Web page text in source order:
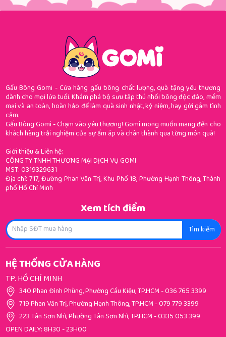
Gấu Bông Gomi - Cửa hàng gấu bông chất lượng, quà tặng yêu thương
dành cho mọi lứa tuổi. Khám phá bộ sưu tập thú nhồi bông độc đáo, mềm
mại và an toàn, hoàn hảo để làm quà sinh nhật, kỷ niệm, hay gửi gắm tình
cảm.
Gấu Bông Gomi - Chạm vào yêu thương! Gomi mong muốn mang đến cho
khách hàng trải nghiệm của sự ấm áp và chân thành qua từng món quà!
Giới thiệu & Liên hệ:
CÔNG TY TNHH THƯƠNG MẠI DỊCH VỤ GOMI
MST: 0319329631
Địa chỉ: 717, Đường Phan Văn Trị, Khu Phố 18, Phường Hạnh Thông, Thành
phố Hồ Chí Minh
Xem tích điểm
Tìm kiếm
HỆ THỐNG CỬA HÀNG
TP. HỒ CHÍ MINH
340 Phan Đình Phùng, Phường Cầu Kiệu, TP.HCM-036 765 3399
719 Phan Văn Trị, Phường Hạnh Thông, TP.HCM-079 779 3399
223 Tân Sơn Nhì, Phường Tân Sơn Nhì, TP.HCM-0335 053 399
OPEN DAILY: 8H30 - 23H00